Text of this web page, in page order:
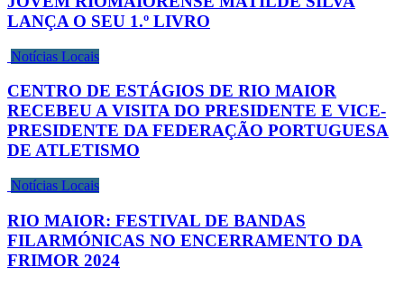
LANÇA O SEU 1.º LIVRO
Notícias Locais
CENTRO DE ESTÁGIOS DE RIO MAIOR
RECEBEU A VISITA DO PRESIDENTE E VICE-
PRESIDENTE DA FEDERAÇÃO PORTUGUESA
DE ATLETISMO
Notícias Locais
RIO MAIOR: FESTIVAL DE BANDAS
FILARMÓNICAS NO ENCERRAMENTO DA
FRIMOR 2024